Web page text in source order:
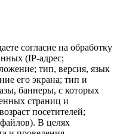
согласие на обработку
(IP-адрес;
тип, версия, язык
его экрана; тип и
баннеры, с которых
страниц и
посетителей;
В целях